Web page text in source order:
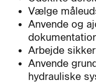
Vælge
Anvende og
Arbejde
Anvende
hydrauliske